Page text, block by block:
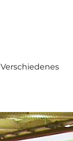
Verschiedenes